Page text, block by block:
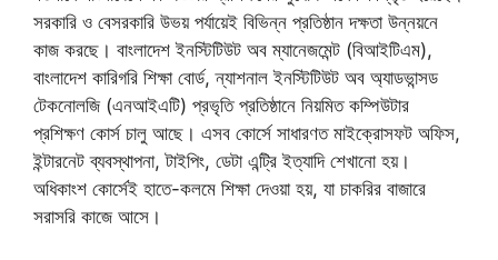
সরকারি ও বেসরকারি উভয় পর্যায়েই বিভিন্ন প্রতিষ্ঠান দক্ষতা উন্নয়নে
কাজ করছে। বাংলাদেশ ইনস্টিটিউট অব ম্যানেজমেন্ট (বিআইটিএম),
বাংলাদেশ কারিগরি শিক্ষা বোর্ড, ন্যাশনাল ইনস্টিটিউট অব অ্যাডভান্সড
টেকনোলজি (এনআইএটি) প্রভৃতি প্রতিষ্ঠানে নিয়মিত কম্পিউটার
প্রশিক্ষণ কোর্স চালু আছে। এসব কোর্সে সাধারণত মাইক্রোসফট অফিস,
ইন্টারনেট ব্যবস্থাপনা, টাইপিং, ডেটা এন্ট্রি ইত্যাদি শেখানো হয়।
অধিকাংশ কোর্সেই হাতে-কলমে শিক্ষা দেওয়া হয়, যা চাকরির বাজারে
সরাসরি কাজে আসে।